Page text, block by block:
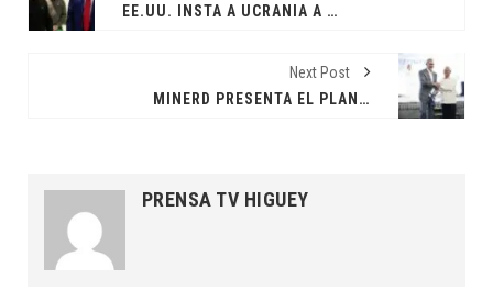
EE.UU. INSTA A UCRANIA A «REBAJAR EL TONO» Y ACEPTAR LA PROPUESTA DE TRUMP SOBRE MINERALES
Next Post
MINERD PRESENTA EL PLAN HORIZONTE 2034, LA HOJA DE RUTA QUE REVOLUCIONARÁ LA EDUCACIÓN DOMINICANA
PRENSA TV HIGUEY